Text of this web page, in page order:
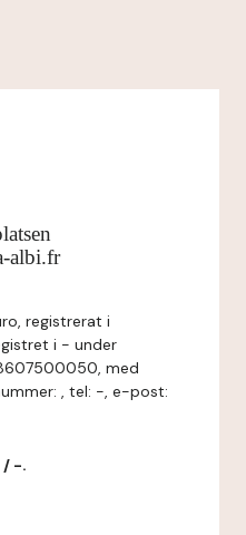
albi.fr
registrerat i
i - under
med
, tel: -, e-post:
/ -.